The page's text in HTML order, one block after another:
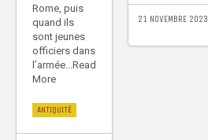
Rome, puis
quand ils
sont jeunes
officiers dans
l’armée...Read
More
ANTIQUITÉ
21 NOVEMBRE 2023